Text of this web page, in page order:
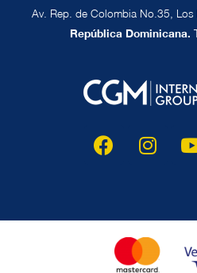
Av. Rep. de Colombia No.35, Los
República Dominicana.